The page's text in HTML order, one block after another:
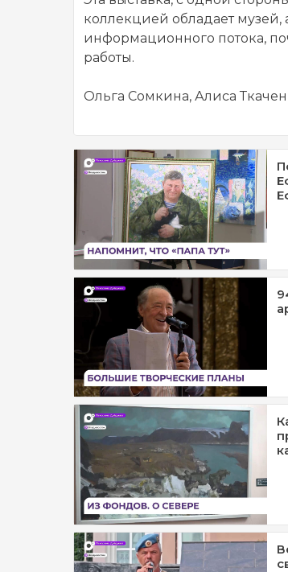
коллекцией обладает музей,
информационного потока,
работы.
Ольга Сомкина, Алиса